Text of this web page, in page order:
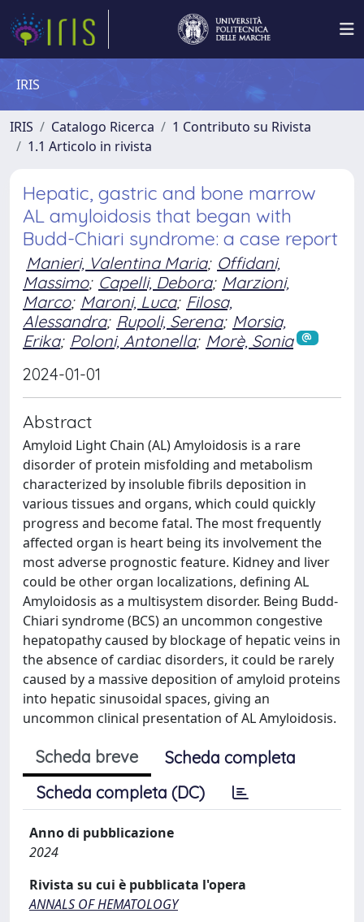
IRIS
IRIS Catalogo Ricerca
1 Contributo su Rivista
1.1 Articolo in rivista
Hepatic, gastric and bone marrow
AL amyloidosis that began with
Budd-Chiari syndrome: a case report
Manieri, Valentina Maria; Offidani,
Massimo; Capelli, Debora; Marzioni,
Marco; Maroni, Luca; Filosa,
Alessandra; Rupoli, Serena; Morsia,
Erika; Poloni, Antonella; Morè, Sonia
2024-01-01
Abstract
Amyloid Light Chain (AL) Amyloidosis is a rare
disorder of protein misfolding and metabolism
characterized by insoluble fibrils deposition in
various tissues and organs, which could quickly
progress and become fatal. The most frequently
affected organ is heart being its involvement the
most adverse prognostic feature. Kidney and liver
could be other organ localizations, defining AL
Amyloidosis as a multisystem disorder. Being Budd-
Chiari syndrome (BCS) an uncommon congestive
hepatopathy caused by blockage of hepatic veins in
the absence of cardiac disorders, it could be rarely
caused by a massive deposition of amyloid proteins
into hepatic sinusoidal spaces, giving an
uncommon clinical presentation of AL Amyloidosis.
Scheda breve
Scheda completa
Scheda completa (DC)
Anno di pubblicazione
2024
Rivista su cui è pubblicata l'opera
ANNALS OF HEMATOLOGY